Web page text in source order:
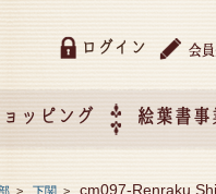
ログイン
ッピング 絵葉書事
> 下関 > cm097-Renraku